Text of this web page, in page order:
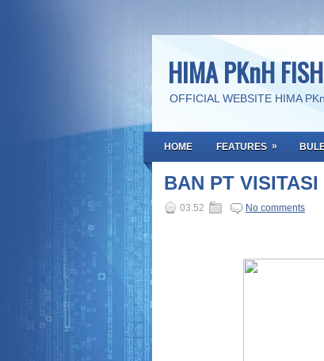
HIMA PKnH
OFFICIAL WEBSITE HIMA
HOME FEATURES »
BAN PT
03.52 No comments